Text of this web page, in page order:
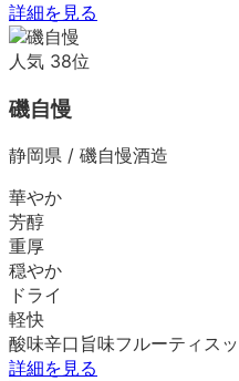
詳細を見る
人気 38位
磯自慢
静岡県 / 磯自慢酒造
華やか
芳醇
重厚
穏やか
ドライ
軽快
酸味辛口 旨味フルーティ ス
詳細を見る